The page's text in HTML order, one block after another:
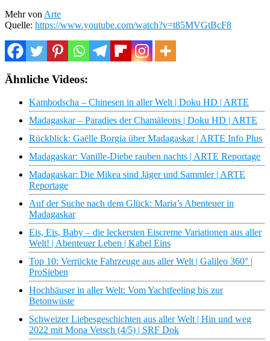
Mehr von Arte
Quelle: https://www.youtube.com/watch?v=t85MVGtBcF8
Ähnliche Videos:
Kambodscha – Chinesen in aller Welt | Doku HD | ARTE
Madagaskar – Paradies der Chamäleons | Doku HD | ARTE
Rückblick: Gaëlle Borgia über Madagaskar | ARTE Info Plus
Madagaskar: Vanille-Diebe rauben nachts | ARTE Reportage
Madagaskar: Die Mikea sind Jäger und Sammler | ARTE
Reportage
Auf der Suche nach dem Glück: Maria’s Abenteuer in
Madagaskar
Eis, Eis, Baby – die leckersten Eiscreme Variationen aus aller
Welt! | Abenteuer Leben | Kabel Eins
Top 10: Verrückte Fahrzeuge aus aller Welt | Galileo 360° |
ProSieben
Hochhäuser in aller Welt: Vom Yachtfeeling bis zur
Betonwüste
Schweizer Liebesgeschichten aus aller Welt | Hin und weg
2022 mit Mona Vetsch (4/5) | SRF Dok